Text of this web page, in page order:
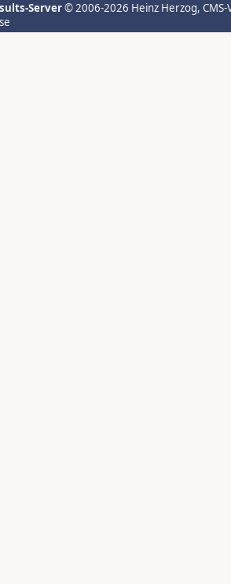
Server© 2006-2026 Heinz Herzog,